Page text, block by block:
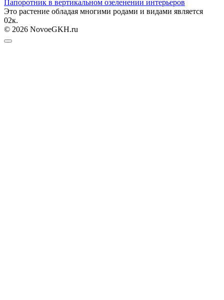
Папоротник в вертикальном озеленении интерьеров
Это растение обладая многими родами и видами является
02к.
© 2026 NovoeGKH.ru